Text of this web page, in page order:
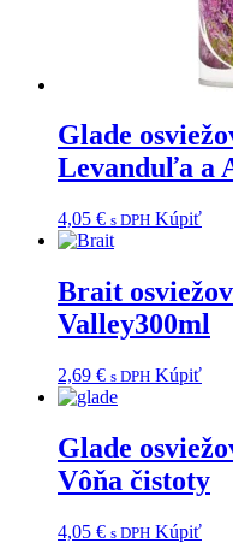
Glade
Levanduľa a
4,05 € s DPH Kúpiť
Brait
Valley300ml
2,69 € s DPH Kúpiť
Glade
Vôňa čistoty
4,05 € s DPH Kúpiť